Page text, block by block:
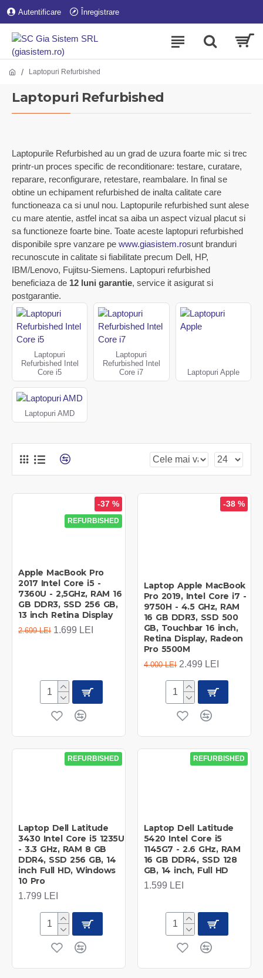
Autentificare Înregistrare
Laptopuri Refurbished
Laptopuri Refurbished
Laptopurile Refurbished au un grad de uzura foarte mic si trec
printr-un proces specific de reconditionare: testare, curatare,
reparare, reconfigurare, retestare, reambalare. In final se
obtine un echipament refurbished de inalta calitate care
functioneaza ca si unul nou. Laptopurile refurbished sunt alese
cu mare atentie, astfel incat sa aiba un aspect vizual placut si
sa functioneze foarte bine. Toate aceste laptopuri refurbished
disponibile spre vanzare pe www.giasistem.rosunt branduri
recunoscute in calitate si fiabilitate precum Dell, HP,
IBM/Lenovo, Fujitsu-Siemens. Laptopuri refurbished
beneficiaza de 12 luni garantie, service it asigurat si
postgarantie.
Laptopuri
Refurbished Intel
Core i5
Laptopuri
Refurbished Intel
Core i7
Laptopuri Apple
Laptopuri AMD
REFURBISHED
-37 %
Apple MacBook Pro
2017 Intel Core i5 -
7360U - 2,5GHz, RAM 16
GB DDR3, SSD 256 GB,
13 inch Retina Display
2.699 LEI 1.699 LEI
-38 %
Laptop Apple MacBook
Pro 2019, Intel Core i7 -
9750H - 4.5 GHz, RAM
16 GB DDR3, SSD 500
GB, Touchbar 16 inch,
Retina Display, Radeon
Pro 5500M
4.000 LEI 2.499 LEI
REFURBISHED
Laptop Dell Latitude
3430 Intel Core i5 1235U
- 3.3 GHz, RAM 8 GB
DDR4, SSD 256 GB, 14
inch Full HD, Windows
10 Pro
1.799 LEI
REFURBISHED
Laptop Dell Latitude
5420 Intel Core i5
1145G7 - 2.6 GHz, RAM
16 GB DDR4, SSD 128
GB, 14 inch, Full HD
1.599 LEI